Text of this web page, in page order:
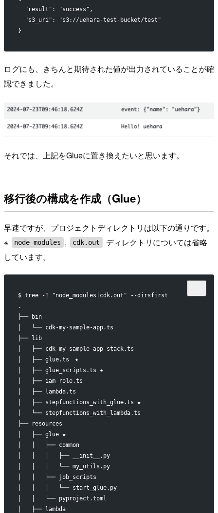
  "result": "success",
  "s3_uri": "s3://uehara-test-bucket/test"
}
ログにも、きちんと期待された値が出力されていることが確
認できました。
それでは、上記をGlueに置き換えたいと思います。
移行後の構成を作成（Glue）
早速ですが、プロジェクトディレクトリは以下の通りです。
※
node_modules , cdk.out
ディレクトリについては省略
しています。
$ tree -I "node_modules|cdk.out" --dirsfirst
.
├── bin
│   └── cdk-my-sample-app.ts
├── lib
│   ├── cdk-my-sample-app-stack.ts
│   ├── glue.ts　★
│   ├── glue_scripts.ts ★
│   ├── iam_role.ts
│   ├── lambda.ts
│   ├── stepfunctions_with_glue.ts ★
│   └── stepfunctions_with_lambda.ts
├── resources
│   ├── glue ★
│   │   ├── common
│   │   │   ├── __init__.py
│   │   │   └── my_utils.py
│   │   ├── job_scripts
│   │   │   └── start_glue.py
│   │   └── pyproject.toml
│   ├── lambda